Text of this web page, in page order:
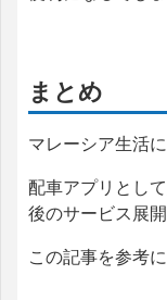
まとめ
マレーシア生活
配車アプリとし
後のサービス展
この記事を参考